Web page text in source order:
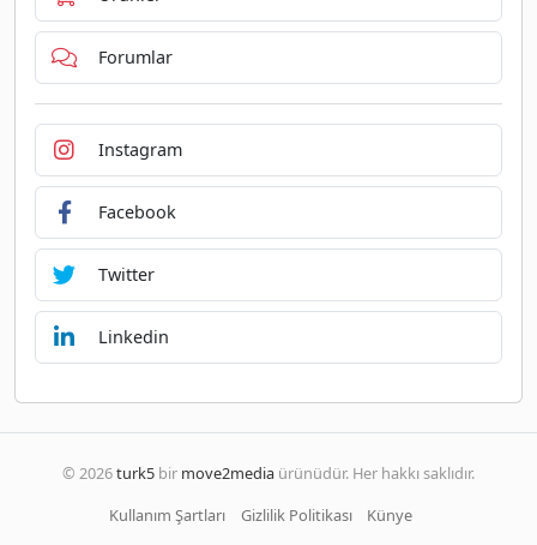
Forumlar
Instagram
Facebook
Twitter
Linkedin
© 2026turk5 bir move2media ürünüdür. Her hakkı saklıdır.
Kullanım Şartları
Gizlilik Politikası Künye